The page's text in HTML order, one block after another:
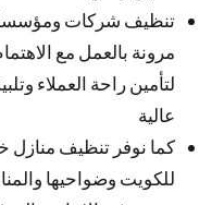
تنظيف شركات
مرونة بالعمل مع
لتأمين راحة العملاء
عالية
للكويت وضواحيها